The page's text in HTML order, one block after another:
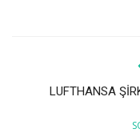
LUFTHANSA